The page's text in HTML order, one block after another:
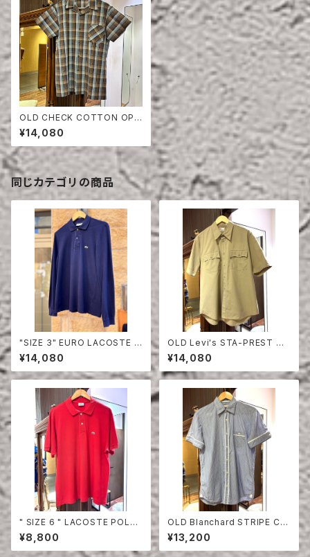
OLD CHECK COTTON OPE
N COLLAR SHIRT DEAD ST
OCK
¥14,080
同じカテゴリの商品
"SIZE 3" EURO LACOSTE P
OLO SHIRT LONG SLEEVE
¥14,080
OLD Levi's STA-PREST HA
LF SLEEVE SHIRT
¥14,080
" SIZE 6 " LACOSTE POLO
SHIRT RED
¥8,800
OLD Blanchard STRIPE CO
TTON HALF SLEEVE SHIRT
¥13,200